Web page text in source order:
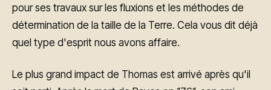
pour ses travaux sur les fluxions et les méthodes de
détermination de la taille de la Terre. Cela vous dit déjà
quel type d'esprit nous avons affaire.
Le plus grand impact de Thomas est arrivé après qu'il